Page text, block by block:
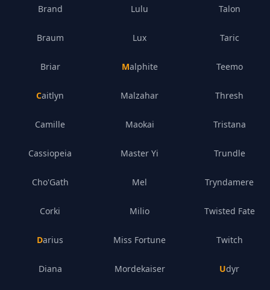
Brand
Braum
Briar
Caitlyn
Camille
Cassiopeia
Cho'Gath
Corki
Darius
Diana
Lulu
Lux
Malphite
Malzahar
Maokai
Master Yi
Mel
Milio
Miss Fortune
Mordekaiser
Talon
Taric
Teemo
Thresh
Tristana
Trundle
Tryndamere
Twisted Fate
Twitch
Udyr